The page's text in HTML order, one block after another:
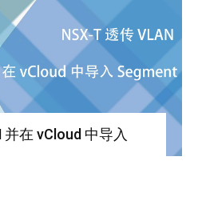
并在 vCloud 中导入